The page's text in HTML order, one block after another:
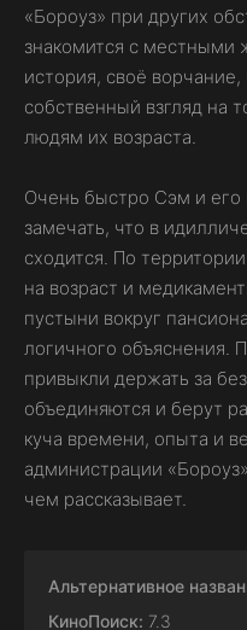
«Бороуз» при других
знакомится с
история, своё
собственный взгляд на
людям их возраста.
Очень быстро Сэм и
замечать, что в
сходится. По
на возраст и
пустыни вокруг
логичного объяснения.
привыкли держать за
объединяются и берут
куча времени, опыта и
администрации
чем рассказывает.
Альтернативное
КиноПоиск: 7.3